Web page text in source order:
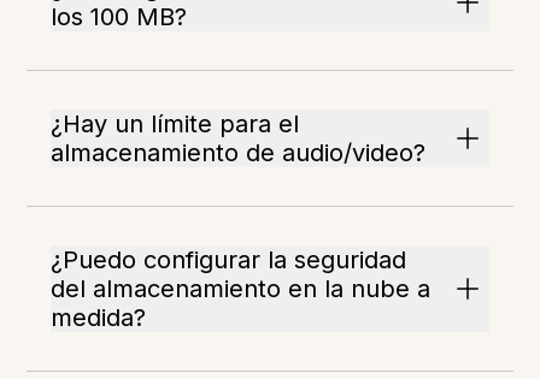
los 100 MB?
¿Hay un límite para el
almacenamiento de audio/video?
¿Puedo configurar la seguridad
del almacenamiento en la nube a
medida?